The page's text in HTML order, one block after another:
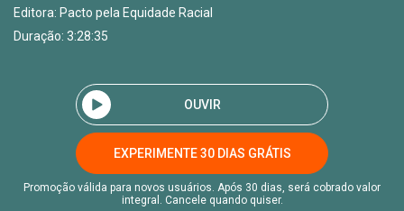
Editora: Pacto pela Equidade Racial
Duração: 3:28:35
OUVIR
EXPERIMENTE 30 DIAS GRÁTIS
Promoção válida para novos usuários. Após 30 dias, será cobrado valor
integral. Cancele quando quiser.